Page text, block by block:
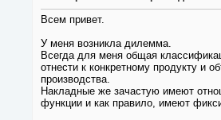
Всем привет.
У меня возникла дилемма.
Всегда для меня общая
отнести к конкретному продукту и
производства.
Накладные же зачастую имеют
функции и как правило, имеют